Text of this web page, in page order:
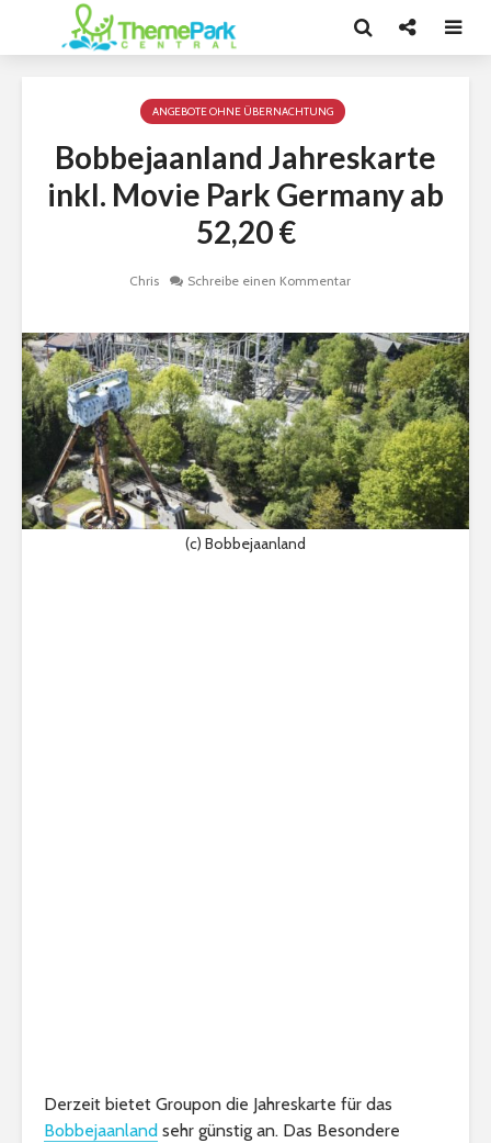
ANGEBOTE OHNE ÜBERNACHTUNG
Bobbejaanland Jahreskarte
inkl. Movie Park Germany ab
52,20 €
Chris Schreibe einen Kommentar
(c) Bobbejaanland
Derzeit bietet Groupon die Jahreskarte für das
Bobbejaanland sehr günstig an. Das Besondere